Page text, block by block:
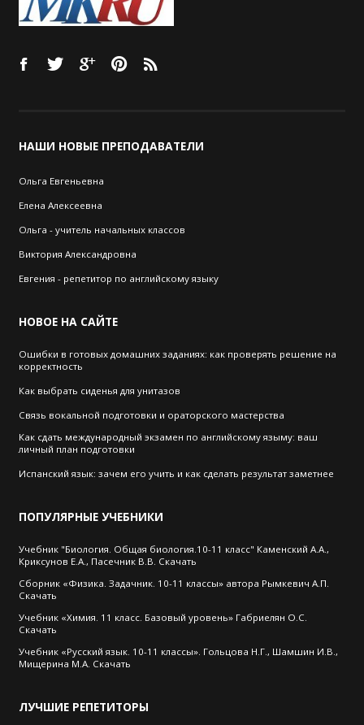
НАШИ НОВЫЕ ПРЕПОДАВАТЕЛИ
Ольга Евгеньевна
Елена Алексеевна
Ольга - учитель начальных классов
Виктория Александровна
Евгения - репетитор по английскому языку
НОВОЕ НА САЙТЕ
Ошибки в готовых домашних заданиях: как проверять решение на
корректность
Как выбрать cиденья для унитазов
Связь вокальной подготовки и ораторского мастерства
Как сдать международный экзамен по английскому языму: ваш
личный план подготовки
Испанский язык: зачем его учить и как сделать результат заметнее
ПОПУЛЯРНЫЕ УЧЕБНИКИ
Учебник "Биология. Общая биология.10-11 класс" Каменский А.А.,
Криксунов Е.А., Пасечник В.В. Скачать
Сборник «Физика. Задачник. 10-11 классы» автора Рымкевич А.П.
Скачать
Учебник «Химия. 11 класс. Базовый уровень» Габриелян О.С.
Скачать
Учебник «Русский язык. 10-11 классы». Гольцова Н.Г., Шамшин И.В.,
Мищерина М.А. Скачать
ЛУЧШИЕ РЕПЕТИТОРЫ